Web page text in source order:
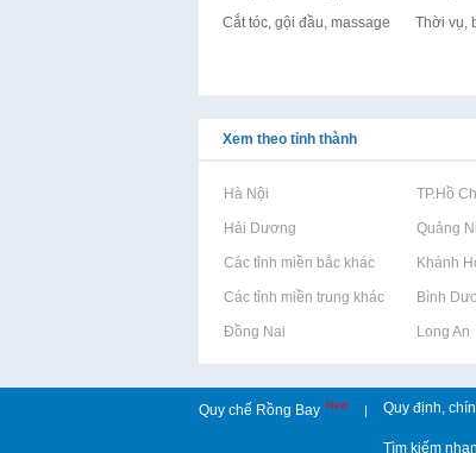
Cắt tóc, gội đầu, massage
Thời vụ,
Xem theo tỉnh thành
Rao vặt tại Hà Nội Rao vặt tại TP.Hồ
Rao vặt tại Hải Dương Rao vặt tại Quảng
Rao vặt tại Các tỉnh miền bắc khácRao vặt tại Khánh
Rao vặt tại Các tỉnh miền trung khácRao vặt tại Bình
Rao vặt tại Đồng Nai Rao vặt tại Long An
Quy chế Rồng Bay New | Quy định,
Tìm kiếm